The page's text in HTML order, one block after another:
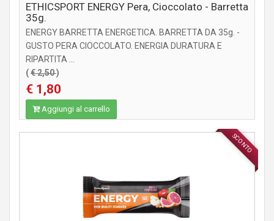
ETHICSPORT ENERGY Pera, Cioccolato - Barretta
35g.
ENERGY BARRETTA ENERGETICA. BARRETTA DA 35g. -
GUSTO PERA CIOCCOLATO. ENERGIA DURATURA E
RIPARTITA ...
(€ 2,50)
€ 1,80
Aggiungi al carrello
SCONTO
INTEGRATORI